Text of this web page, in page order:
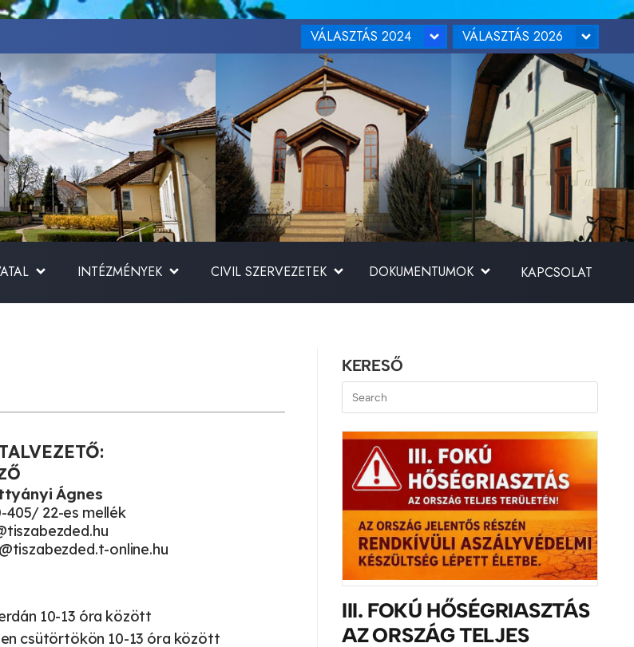
VÁLASZTÁS 2024 VÁLASZTÁS 2026
INTÉZMÉNYEK CIVIL SZERVEZETEK DOKUMENTUMOK KAPCSOLAT
Ágnes
405/ 22-es mellék
online.hu
10-13 óra között
csütörtökön 10-13 óra között
KERESŐ
III. FOKÚ HŐSÉGRIASZTÁS
AZ ORSZÁG TELJES